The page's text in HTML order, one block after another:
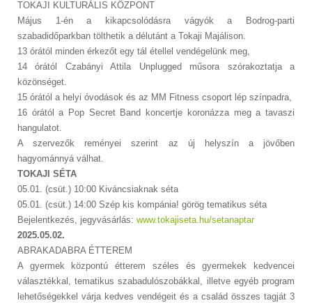
TOKAJI KULTURÁLIS KÖZPONT
Május 1-én a kikapcsolódásra vágyók a Bodrog-parti
szabadidőparkban tölthetik a délutánt a Tokaji Majálison.
13 órától minden érkezőt egy tál étellel vendégelünk meg,
14 órától Czabányi Attila Unplugged műsora szórakoztatja a
közönséget.
15 órától a helyi óvodások és az MM Fitness csoport lép színpadra,
16 órától a Pop Secret Band koncertje koronázza meg a tavaszi
hangulatot.
A szervezők reményei szerint az új helyszín a jövőben
hagyománnyá válhat.
TOKAJI SÉTA
05.01. (csüt.) 10:00 Kiváncsiaknak séta
05.01. (csüt.) 14:00 Szép kis kompánia! görög tematikus séta
Bejelentkezés, jegyvásárlás: www.tokajiseta.hu/setanaptar
2025.05.02.
ABRAKADABRA ÉTTEREM
A gyermek központú étterem széles és gyermekek kedvencei
választékkal, tematikus szabadulószobákkal, illetve egyéb program
lehetőségekkel várja kedves vendégeit és a család összes tagját 3